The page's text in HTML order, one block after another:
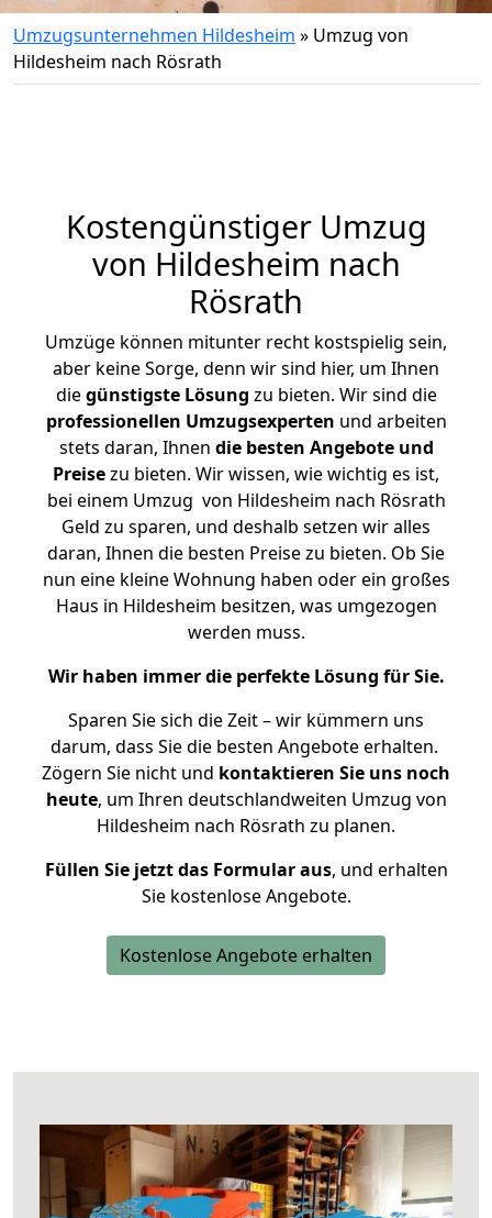
Umzugsunternehmen Hildesheim » Umzug von
Hildesheim nach Rösrath
Kostengünstiger Umzug
von Hildesheim nach
Rösrath
Umzüge können mitunter recht kostspielig sein,
aber keine Sorge, denn wir sind hier, um Ihnen
diegünstigste Lösung zu bieten. Wir sind die
professionellen Umzugsexperten und arbeiten
stets daran, Ihnen die besten Angebote und
Preisezu bieten. Wir wissen, wie wichtig es ist,
bei einem Umzug von Hildesheim nach Rösrath
Geld zu sparen, und deshalb setzen wir alles
daran, Ihnen die besten Preise zu bieten. Ob Sie
nun eine kleine Wohnung haben oder ein großes
Haus in Hildesheim besitzen, was umgezogen
werden muss.
Wir haben immer die perfekte Lösung für Sie.
Sparen Sie sich die Zeit – wir kümmern uns
darum, dass Sie die besten Angebote erhalten.
Zögern Sie nicht und kontaktieren Sie uns noch
heute, um Ihren deutschlandweiten Umzug von
Hildesheim nach Rösrath zu planen.
Füllen Sie jetzt das Formular aus, und erhalten
Sie kostenlose Angebote.
Kostenlose Angebote erhalten